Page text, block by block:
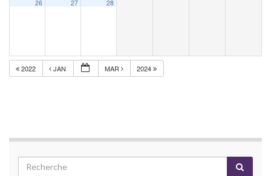
26 27 28
2022 JAN MAR 2024